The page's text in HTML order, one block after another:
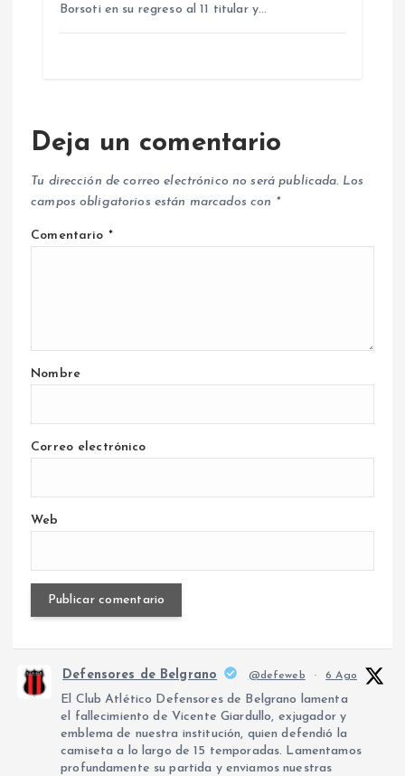
Borsoti en su regreso al 11 titular y…
Deja un comentario
Tu dirección de correo electrónico no será publicada. Los
campos obligatorios están marcados con *
Comentario *
Nombre
Correo electrónico
Web
Defensores de Belgrano @defeweb · 6 Ago
El Club Atlético Defensores de Belgrano lamenta
el fallecimiento de Vicente Giardullo, exjugador y
emblema de nuestra institución, quien defendió la
camiseta a lo largo de 15 temporadas. Lamentamos
profundamente su partida y enviamos nuestras